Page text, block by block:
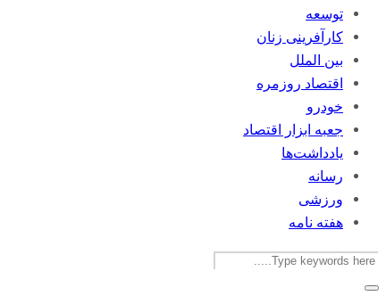
توسعه
کارآفرینی زنان
بین الملل
اقتصاد روزمره
خودرو
جعبه ابزار اقتصاد
یادداشت‌ها
رسانه
ورزشی
هفته نامه